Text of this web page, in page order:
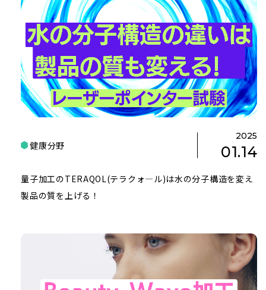
健康分野
2025
01.14
量子加工のTERAQOL(テラクォ―ル)は水の分子構造を変え
製品の質を上げる！